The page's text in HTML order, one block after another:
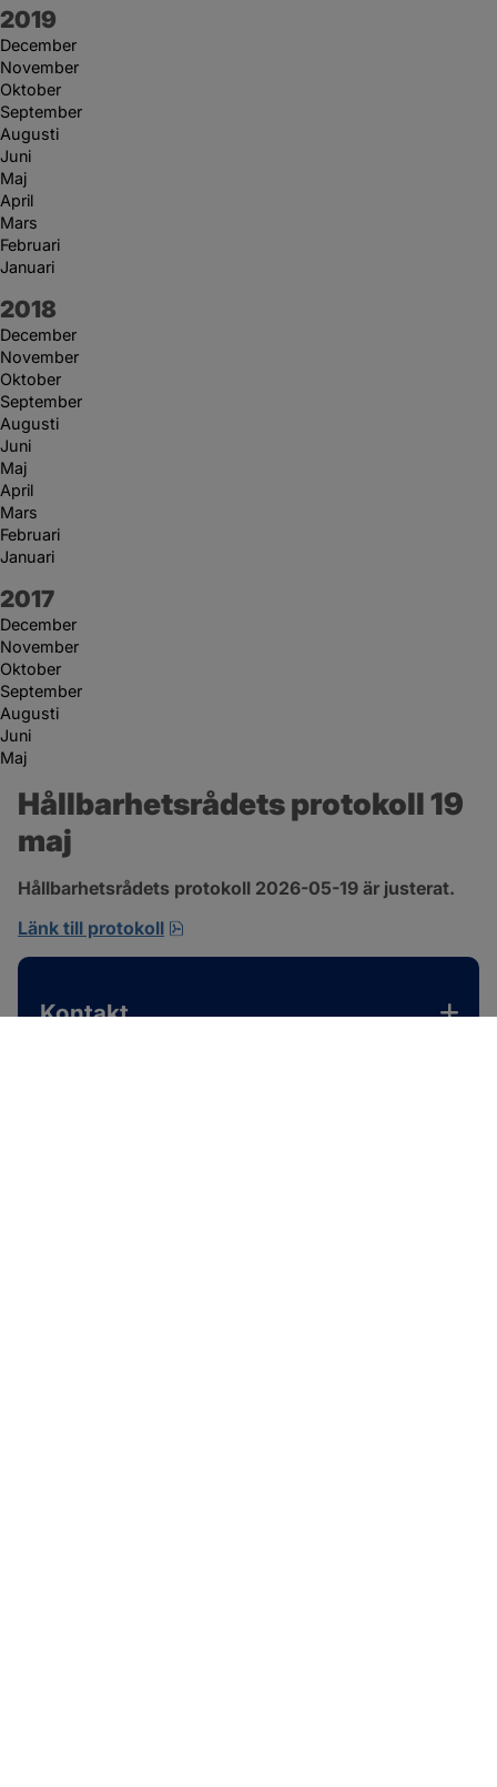
År:
2019
December
November
Oktober
September
Augusti
Juni
Maj
April
Mars
Februari
Januari
År:
2018
December
November
Oktober
September
Augusti
Juni
Maj
April
Mars
Februari
Januari
År:
2017
December
November
Oktober
September
Augusti
Juni
Maj
Hållbarhetsrådets protokoll 19
maj
Hållbarhetsrådets protokoll 2026-05-19 är justerat.
Länk till protokoll
Kontakt